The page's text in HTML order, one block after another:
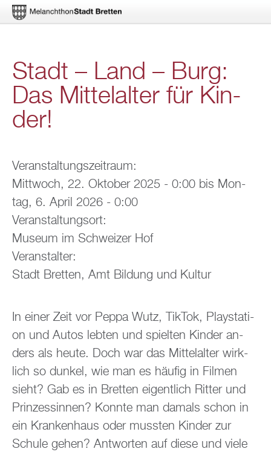
Stadt – Land – Burg:
Das Mit­tel­al­ter für Kin­
der!
Ver­an­stal­tungs­zeit­raum:
Mitt­woch, 22. Ok­to­ber 2025 - 0:00 bis Mon­
tag, 6. April 2026 - 0:00
Ver­an­stal­tungs­ort:
Mu­se­um im Schwei­zer Hof
Ver­an­stal­ter:
Stadt Brett­en, Amt Bil­dung und Kul­tur
In einer Zeit vor Peppa Wutz, Tik­Tok, Play­sta­ti­
on und Autos leb­ten und spiel­ten Kin­der an­
ders als heute. Doch war das Mit­tel­al­ter wirk­
lich so dun­kel, wie man es häu­fig in Fil­men
sieht? Gab es in Brett­en ei­gent­lich Rit­ter und
Prin­zes­sin­nen? Konn­te man da­mals schon in
ein Kran­ken­haus oder muss­ten Kin­der zur
Schu­le gehen? Ant­wor­ten auf diese und viele